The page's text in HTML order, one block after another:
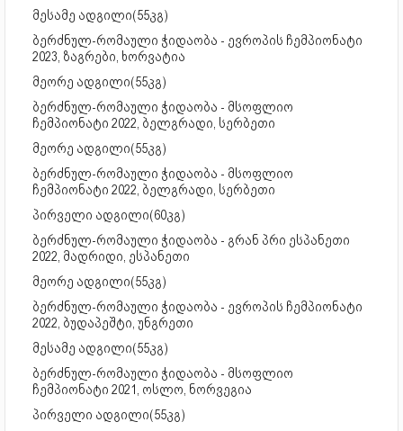
მესამე ადგილი(55კგ)
ბერძნულ-რომაული ჭიდაობა - ევროპის ჩემპიონატი
2023, ზაგრები, ხორვატია
მეორე ადგილი(55კგ)
ბერძნულ-რომაული ჭიდაობა - მსოფლიო
ჩემპიონატი 2022, ბელგრადი, სერბეთი
მეორე ადგილი(55კგ)
ბერძნულ-რომაული ჭიდაობა - მსოფლიო
ჩემპიონატი 2022, ბელგრადი, სერბეთი
პირველი ადგილი(60კგ)
ბერძნულ-რომაული ჭიდაობა - გრან პრი ესპანეთი
2022, მადრიდი, ესპანეთი
მეორე ადგილი(55კგ)
ბერძნულ-რომაული ჭიდაობა - ევროპის ჩემპიონატი
2022, ბუდაპეშტი, უნგრეთი
მესამე ადგილი(55კგ)
ბერძნულ-რომაული ჭიდაობა - მსოფლიო
ჩემპიონატი 2021, ოსლო, ნორვეგია
პირველი ადგილი(55კგ)